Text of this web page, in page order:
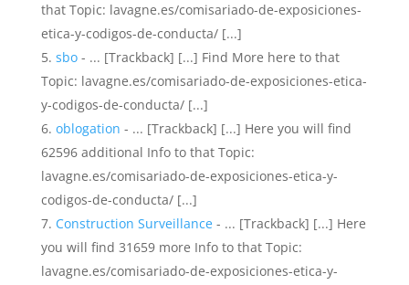
that Topic: lavagne.es/comisariado-de-exposiciones-
etica-y-codigos-de-conducta/ [...]
sbo- ... [Trackback] [...] Find More here to that
Topic: lavagne.es/comisariado-de-exposiciones-etica-
y-codigos-de-conducta/ [...]
oblogation - ... [Trackback] [...] Here you will find
62596 additional Info to that Topic:
lavagne.es/comisariado-de-exposiciones-etica-y-
codigos-de-conducta/ [...]
Construction Surveillance- ... [Trackback] [...] Here
you will find 31659 more Info to that Topic:
lavagne.es/comisariado-de-exposiciones-etica-y-